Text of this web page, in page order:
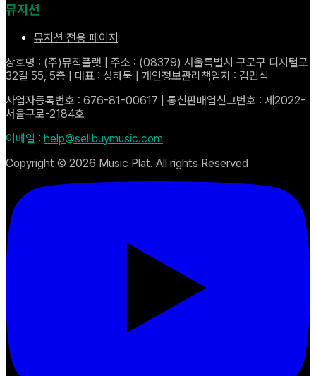
뮤지션
뮤지션 전용 페이지
상호명 : (주)뮤직플랫 | 주소 : (08379) 서울특별시 구로구 디지털로
32길 55, 5층 | 대표 : 성하묵 | 개인정보관리책임자 : 김민석
사업자등록번호 : 676-81-00617 | 통신판매업신고번호 : 제2022-
서울구로-2184호
이메일 : help@sellbuymusic.com
Copyright © 2026 Music Plat. All rights Reserved